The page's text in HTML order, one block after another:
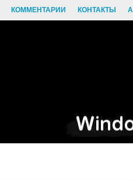
КОММЕНТАРИИ КОНТАКТЫ